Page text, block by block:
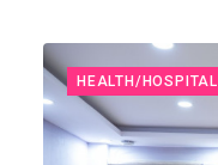
HEALTH/HOSPITAL